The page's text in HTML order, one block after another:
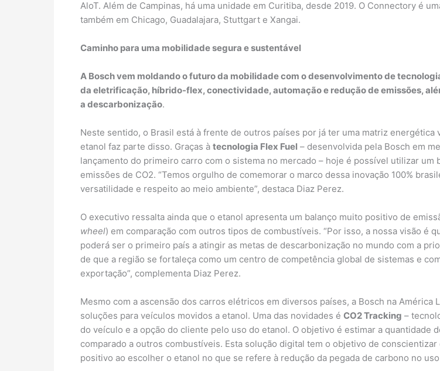
AloT. Além de Campinas, há uma unidade em Curitiba, desde 2019. O Connectory é
também em Chicago, Guadalajara, Stuttgart e Xangai.
Caminho para uma mobilidade segura e sustentável
A Bosch vem moldando o futuro da mobilidade com o desenvolvimento de
da eletrificação, híbrido-flex, conectividade, automação e redução de emissões,
a descarbonização.
Neste sentido, o Brasil está à frente de outros países por já ter uma matriz
etanol faz parte disso. Graças à tecnologia Flex Fuel – desenvolvida pela Bosch em
lançamento do primeiro carro com o sistema no mercado – hoje é possível utilizar
emissões de CO2. “Temos orgulho de comemorar o marco dessa inovação 100%
versatilidade e respeito ao meio ambiente”, destaca Diaz Perez.
O executivo ressalta ainda que o etanol apresenta um balanço muito positivo de
wheel) em comparação com outros tipos de combustíveis. “Por isso, a nossa visão é
poderá ser o primeiro país a atingir as metas de descarbonização no mundo com a
de que a região se fortaleça como um centro de competência global de sistemas e
exportação”, complementa Diaz Perez.
Mesmo com a ascensão dos carros elétricos em diversos países, a Bosch na
soluções para veículos movidos a etanol. Uma das novidades é CO2 Tracking –
do veículo e a opção do cliente pelo uso do etanol. O objetivo é estimar a quantidade
comparado a outros combustíveis. Esta solução digital tem o objetivo de
positivo ao escolher o etanol no que se refere à redução da pegada de carbono no